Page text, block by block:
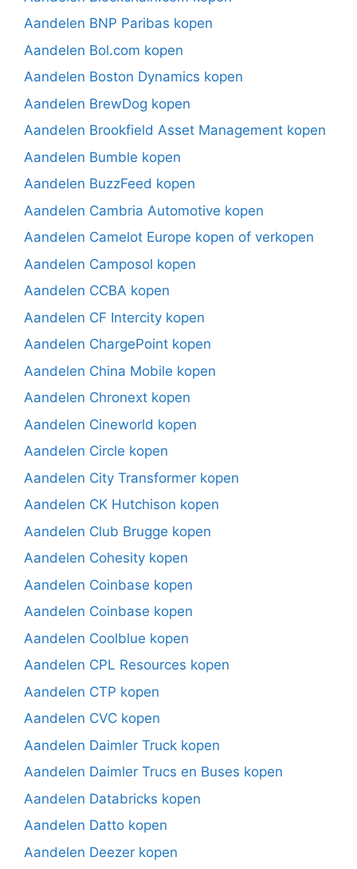
Aandelen BNP Paribas kopen
Aandelen Bol.com kopen
Aandelen Boston Dynamics kopen
Aandelen BrewDog kopen
Aandelen Brookfield Asset Management kopen
Aandelen Bumble kopen
Aandelen BuzzFeed kopen
Aandelen Cambria Automotive kopen
Aandelen Camelot Europe kopen of verkopen
Aandelen Camposol kopen
Aandelen CCBA kopen
Aandelen CF Intercity kopen
Aandelen ChargePoint kopen
Aandelen China Mobile kopen
Aandelen Chronext kopen
Aandelen Cineworld kopen
Aandelen Circle kopen
Aandelen City Transformer kopen
Aandelen CK Hutchison kopen
Aandelen Club Brugge kopen
Aandelen Cohesity kopen
Aandelen Coinbase kopen
Aandelen Coinbase kopen
Aandelen Coolblue kopen
Aandelen CPL Resources kopen
Aandelen CTP kopen
Aandelen CVC kopen
Aandelen Daimler Truck kopen
Aandelen Daimler Trucs en Buses kopen
Aandelen Databricks kopen
Aandelen Datto kopen
Aandelen Deezer kopen